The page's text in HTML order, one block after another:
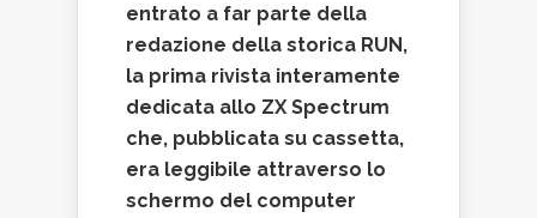
entrato a far parte della
redazione della storica RUN,
la prima rivista interamente
dedicata allo ZX Spectrum
che, pubblicata su cassetta,
era leggibile attraverso lo
schermo del computer